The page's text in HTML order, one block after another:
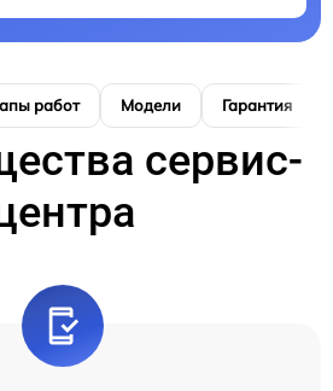
работ Модели Гарантия
сервис-